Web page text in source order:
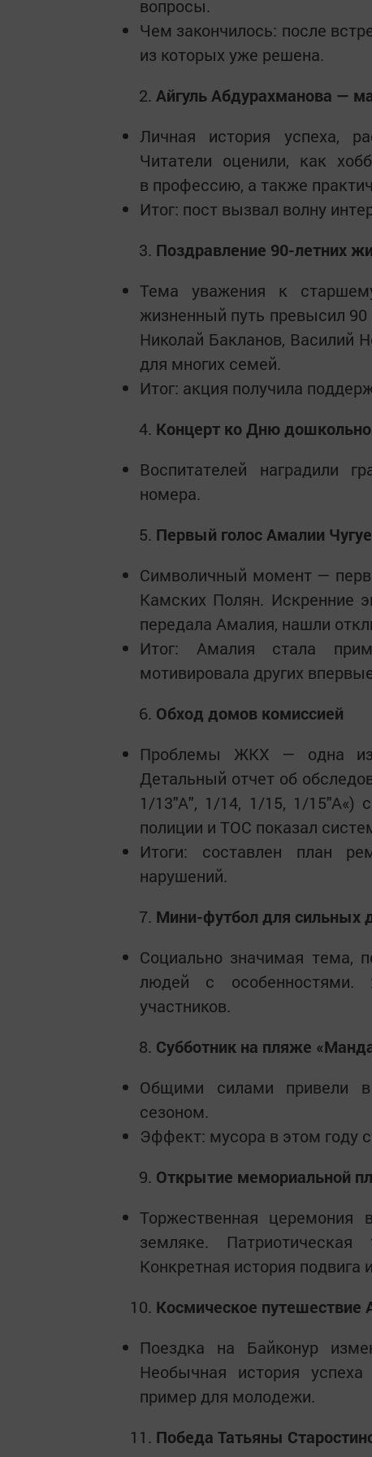
вопросы.
Чем закончилось: после
из которых уже решена.
Айгуль Абдурахманова —
Личная история успеха,
Читатели оценили, как
в профессию, а также
Итог: пост вызвал волну
Поздравление 90-летних
Тема уважения к
жизненный путь превысил
Николай Бакланов, Василий
для многих семей.
Итог: акция получила
Концерт ко Дню
Воспитателей наградили
номера.
Первый голос Амалии
Символичный момент —
Камских Полян. Искренние
передала Амалия, нашли
Итог: Амалия стала
мотивировала других
Обход домов комиссией
Проблемы ЖКХ — одна из
Детальный отчет об
1/13"А", 1/14, 1/15, 1/15"А«)
полиции и ТОС показал
Итоги: составлен план
нарушений.
Мини-футбол для сильных
Социально значимая тема,
людей с
участников.
Субботник на пляже
Общими силами привели
сезоном.
Эффект: мусора в этом году
Открытие мемориальной
Торжественная
земляке.
Конкретная история подвига
Космическое
Поездка на Байконур
Необычная история
пример для молодежи.
Победа Татьяны